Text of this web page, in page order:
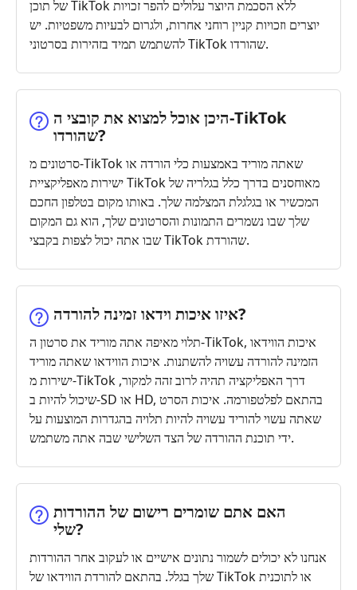
של תוכן TikTok ללא הסכמת היוצר עלולים להפר זכויות
יוצרים וזכויות קניין רוחני אחרות, ולגרום לבעיות משפטיות. יש
להשתמש תמיד בזהירות בסרטוני TikTok שהורדו.
היכן אוכל למצוא את קובצי ה‑TikTok
שהורדו?
סרטונים מ-TikTok שאתה מוריד באמצעות כלי הורדה או
ישירות מאפליקציית TikTok מאוחסנים בדרך כלל בגלריה של
המכשיר או בגלגלת המצלמה שלך. באותו מקום בטלפון החכם
שלך שבו נשמרים התמונות והסרטונים שלך, הוא גם המקום
שבו אתה יכול לצפות בקבצי TikTok שהורדת.
איזו איכות וידאו זמינה להורדה?
תלוי מאיפה אתה מוריד את סרטון ה-TikTok, איכות הווידאו
הזמינה להורדה עשויה להשתנות. איכות הווידאו שאתה מוריד
ישירות מ-TikTok דרך האפליקציה תהיה לרוב זהה למקור,
שיכול להיות ב-SD או HD, בהתאם לפלטפורמה. איכות הסרט
שאתה עשוי להוריד עשויה להיות תלויה בהגדרות המוצעות על
ידי תוכנת ההורדה של הצד השלישי שבה אתה משתמש.
האם אתם שומרים רישום של ההורדות
שלי?
אנחנו לא יכולים לשמור נתונים אישיים או לעקוב אחר ההורדות
שלך בגלל. בהתאם להורדת הווידאו של TikTok או לתוכנית